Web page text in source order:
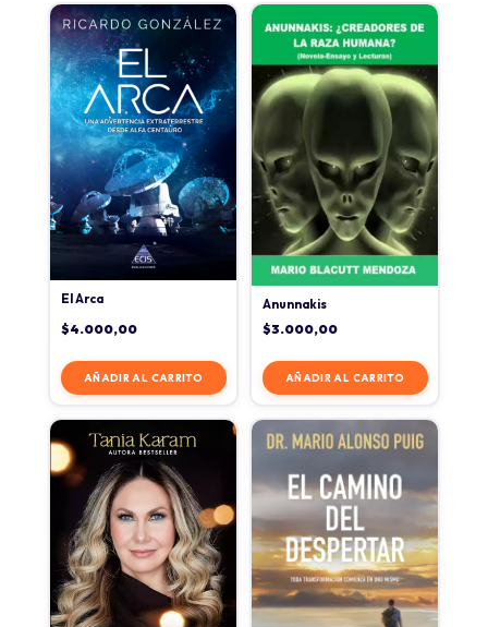
El Arca
$4.000,00
AÑADIR AL CARRITO
Anunnakis
$3.000,00
AÑADIR AL CARRITO